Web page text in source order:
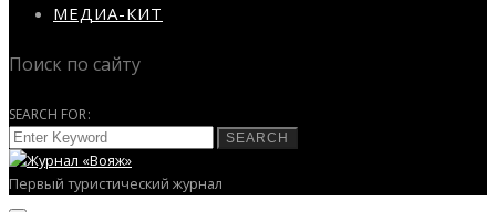
МЕДИА-КИТ
Поиск по сайту
SEARCH FOR:
SEARCH
Первый туристический журнал